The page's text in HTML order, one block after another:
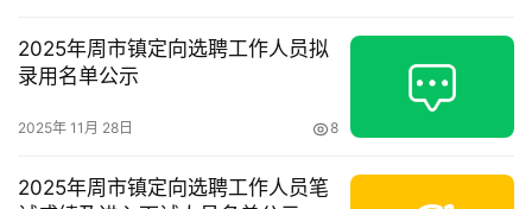
2025年周市镇定向选聘工作人员拟
录用名单公示
2025年 11月 28日 8
2025年周市镇定向选聘工作人员笔